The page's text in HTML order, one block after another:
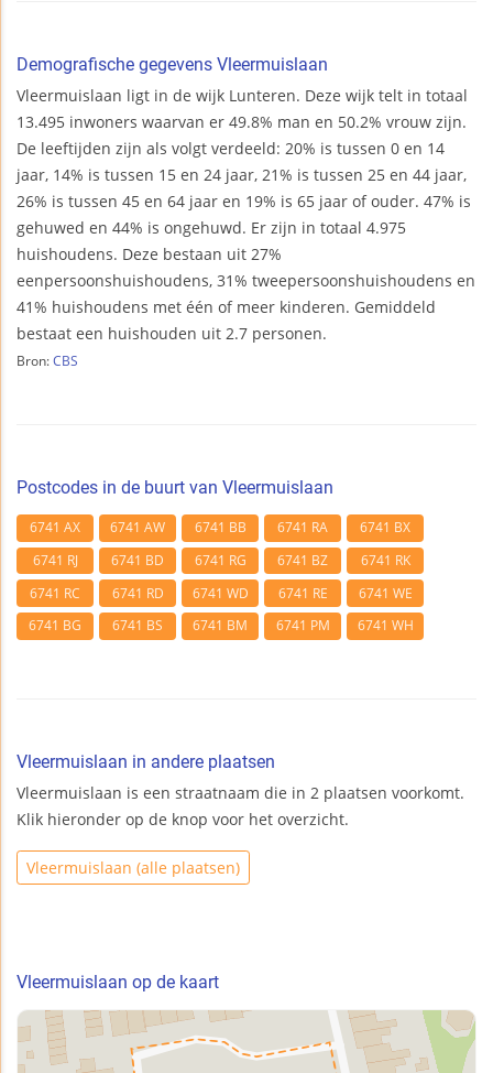
Demografische gegevens Vleermuislaan
Vleermuislaan ligt in de wijk Lunteren. Deze wijk telt in totaal
13.495 inwoners waarvan er 49.8% man en 50.2% vrouw zijn.
De leeftijden zijn als volgt verdeeld: 20% is tussen 0 en 14
jaar, 14% is tussen 15 en 24 jaar, 21% is tussen 25 en 44 jaar,
26% is tussen 45 en 64 jaar en 19% is 65 jaar of ouder. 47% is
gehuwed en 44% is ongehuwd. Er zijn in totaal 4.975
huishoudens. Deze bestaan uit 27%
eenpersoonshuishoudens, 31% tweepersoonshuishoudens en
41% huishoudens met één of meer kinderen. Gemiddeld
bestaat een huishouden uit 2.7 personen.
Bron: CBS
Postcodes in de buurt van Vleermuislaan
6741 AX 6741 AW 6741 BB 6741 RA
6741 BX
6741 RJ
6741 BD 6741 RG 6741 BZ
6741 RK
6741 RC
6741 RD 6741 WD 6741 RE
6741 WE
6741 BG
6741 BS 6741 BM 6741 PM 6741 WH
Vleermuislaan in andere plaatsen
Vleermuislaan is een straatnaam die in 2 plaatsen voorkomt.
Klik hieronder op de knop voor het overzicht.
Vleermuislaan (alle plaatsen)
Vleermuislaan op de kaart